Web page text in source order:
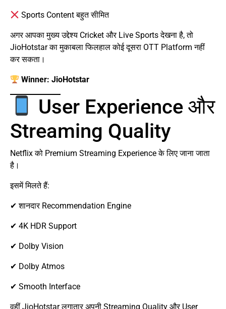
Sports Content बहुत सीमित
अगर आपका मुख्य उद्देश्य Cricket और Live Sports देखना है, तो
JioHotstar का मुकाबला फिलहाल कोई दूसरा OTT Platform नहीं
कर सकता।
Winner: JioHotstar
User Experience और
Streaming Quality
Netflix को Premium Streaming Experience के लिए जाना जाता
है।
इसमें मिलते हैं:
✔ शानदार Recommendation Engine
✔ 4K HDR Support
✔ Dolby Vision
✔ Dolby Atmos
✔ Smooth Interface
वहीं JioHotstar लगातार अपनी Streaming Quality और User